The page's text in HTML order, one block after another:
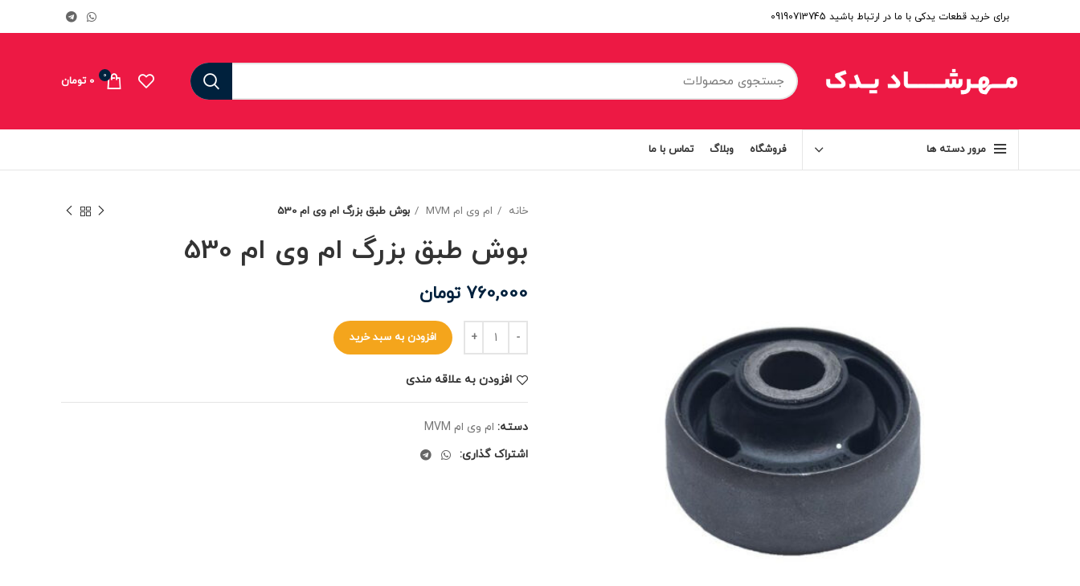
برای خرید قطعات یدکی با ما در ارتباط باشید 09190713745
0
0 تومان
مرور دسته ها فروشگاه وبلاگ تماس با ما
خانه ام وی ام MVM بوش طبق بزرگ ام وی ام 530
بوش طبق بزرگ ام وی ام 530
760,000 تومان
افزودن به سبد خرید
افزودن به علاقه مندی
دسته: ام وی ام MVM
اشتراک گذاری: